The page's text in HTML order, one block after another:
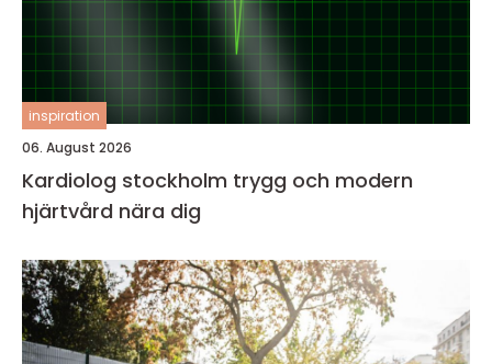
inspiration
06. August 2026
Kardiolog stockholm trygg och modern
hjärtvård nära dig